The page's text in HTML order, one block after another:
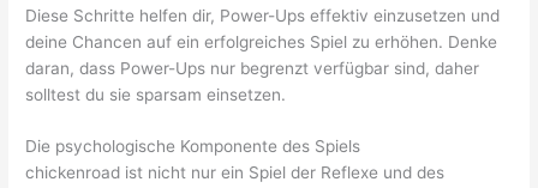
Diese Schritte helfen dir, Power-Ups effektiv einzusetzen und
deine Chancen auf ein erfolgreiches Spiel zu erhöhen. Denke
daran, dass Power-Ups nur begrenzt verfügbar sind, daher
solltest du sie sparsam einsetzen.
Die psychologische Komponente des Spiels
chickenroad ist nicht nur ein Spiel der Reflexe und des